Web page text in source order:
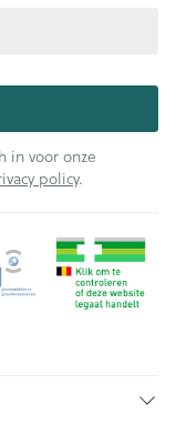
in voor onze
policy.